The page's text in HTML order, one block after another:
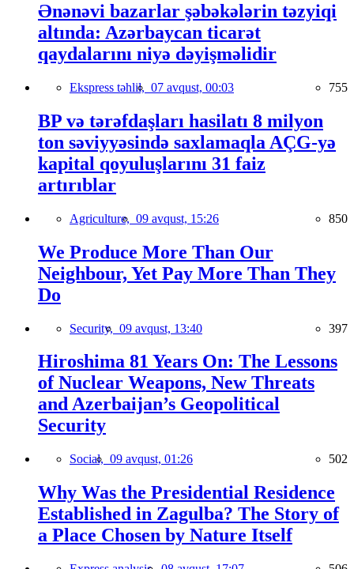
Ənənəvi bazarlar şəbəkələrin təzyiqi
altında: Azərbaycan ticarət
qaydalarını niyə dəyişməlidir
Ekspress təhlil, 07 avqust, 00:03 755
BP və tərəfdaşları hasilatı 8 milyon
ton səviyyəsində saxlamaqla AÇG-yə
kapital qoyuluşlarını 31 faiz
artırıblar
Agriculture, 09 avqust, 15:26 850
We Produce More Than Our
Neighbour, Yet Pay More Than They
Do
Security, 09 avqust, 13:40 397
Hiroshima 81 Years On: The Lessons
of Nuclear Weapons, New Threats
and Azerbaijan’s Geopolitical
Security
Social, 09 avqust, 01:26 502
Why Was the Presidential Residence
Established in Zagulba? The Story of
a Place Chosen by Nature Itself